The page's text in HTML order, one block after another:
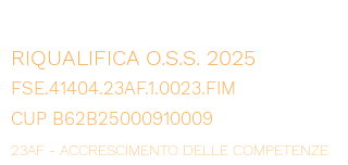
RIQUALIFICA O.S.S. 2025
FSE.41404.23AF.1.0023.FIM
CUP B62B25000910009
23AF - ACCRESCIMENTO DELLE COMPETENZE